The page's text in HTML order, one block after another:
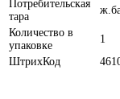
Потребительская
тара
Количество в
упаковке
1
ШтрихКод